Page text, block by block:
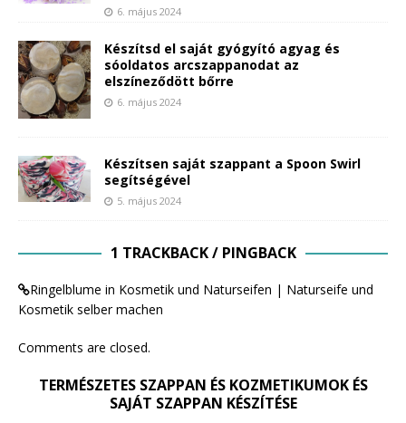
6. május 2024
Készítsd el saját gyógyító agyag és
sóoldatos arcszappanodat az
elszíneződött bőrre
6. május 2024
Készítsen saját szappant a Spoon Swirl
segítségével
5. május 2024
1 TRACKBACK / PINGBACK
Ringelblume in Kosmetik und Naturseifen | Naturseife und
Kosmetik selber machen
Comments are closed.
TERMÉSZETES SZAPPAN ÉS KOZMETIKUMOK ÉS
SAJÁT SZAPPAN KÉSZÍTÉSE